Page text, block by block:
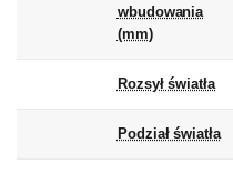
wbudowania
(mm)
Rozsył światła
Podział światła